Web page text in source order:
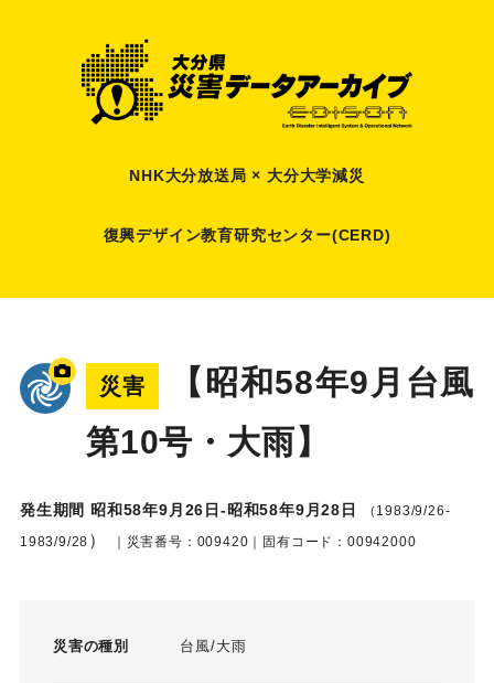
NHK大分放送局 × 大分大学減災
復興デザイン教育研究センター(CERD)
災害
【昭和58年9月台風
第10号・大雨】
発生期間 昭和58年9月26日-昭和58年9月28日
（1983/9/26-
1983/9/28 ） ｜災害番号：009420｜固有コード：00942000
災害の種別 台風 大雨